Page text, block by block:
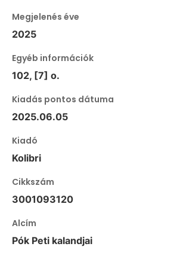
Megjelenés éve
2025
Egyéb információk
102, [7] o.
Kiadás pontos dátuma
2025.06.05
Kiadó
Kolibri
Cikkszám
3001093120
Alcím
Pók Peti kalandjai